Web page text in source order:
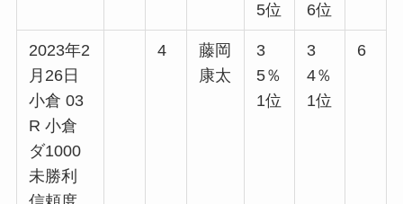
5位
6位
2023年2
月26日
小倉 03
R 小倉
ダ1000
未勝利
4
藤岡
康太
3
5％
1位
3
4％
1位
6